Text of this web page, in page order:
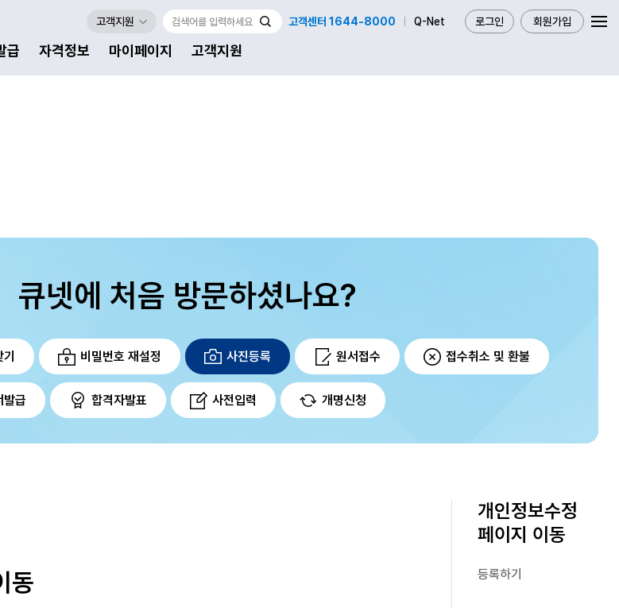
급 자격정보 마이페이지 고객지원
로그인 회원가입
고객센터 1644-8000 Q-Net
고객지원
큐넷에 처음 방문하셨나요?
비밀번호 재설정 사진등록 원서접수 접수취소 및 환불
발급 합격자발표 사전입력 개명신청
개인정보수정
페이지 이동
등록하기
동